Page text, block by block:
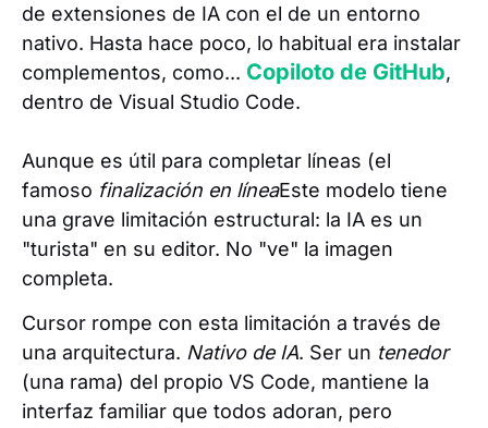
de extensiones de IA con el de un entorno
nativo. Hasta hace poco, lo habitual era instalar
complementos, como... Copiloto de GitHub,
dentro de Visual Studio Code.
Aunque es útil para completar líneas (el
famoso finalización en líneaEste modelo tiene
una grave limitación estructural: la IA es un
"turista" en su editor. No "ve" la imagen
completa.
Cursor rompe con esta limitación a través de
una arquitectura. Nativo de IA. Ser un tenedor
(una rama) del propio VS Code, mantiene la
interfaz familiar que todos adoran, pero